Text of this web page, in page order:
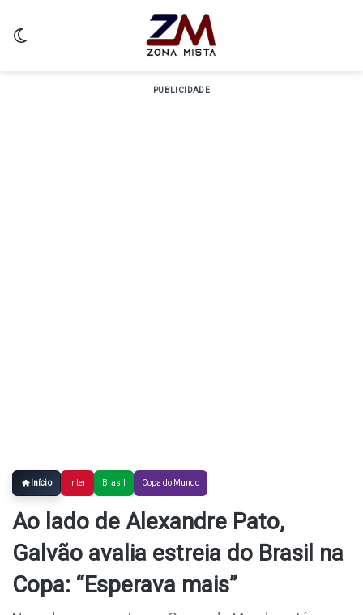
PUBLICIDADE
Início Inter Brasil Copa do Mundo
Ao lado de Alexandre Pato,
Galvão avalia estreia do Brasil na
Copa: “Esperava mais”